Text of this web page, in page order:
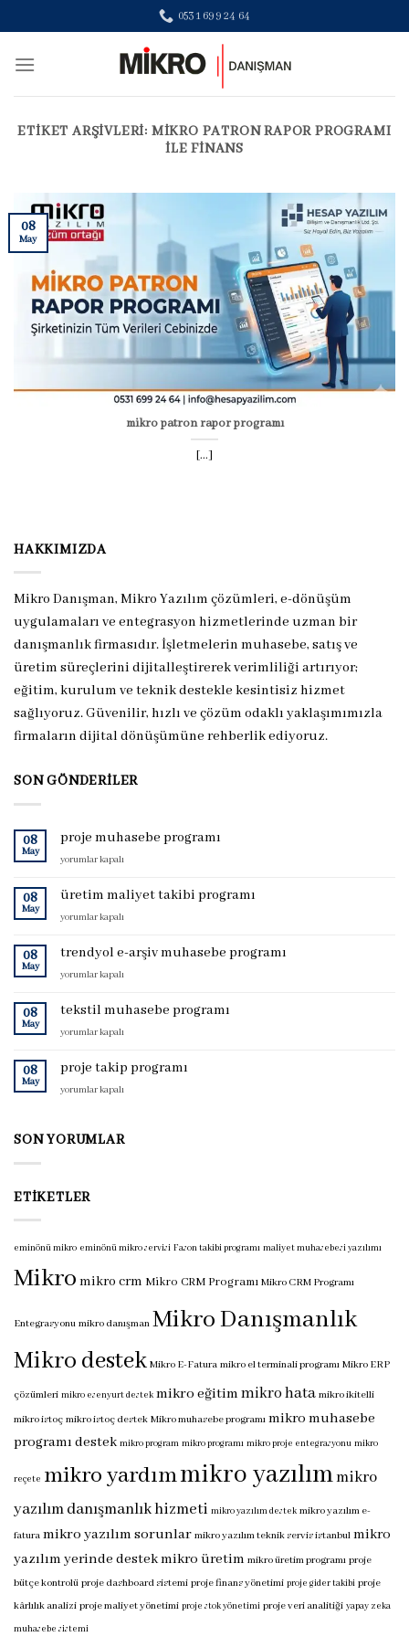
to
content
0531 699 24 64
ETIKET ARŞIVLERI: MIKRO PATRON RAPOR PROGRAMI
ILE FINANS
mikro patron rapor programı
[...]
08
May
HAKKIMIZDA
Mikro Danışman, Mikro Yazılım çözümleri, e-dönüşüm
uygulamaları ve entegrasyon hizmetlerinde uzman bir
danışmanlık firmasıdır. İşletmelerin muhasebe, satış ve
üretim süreçlerini dijitalleştirerek verimliliği artırıyor;
eğitim, kurulum ve teknik destekle kesintisiz hizmet
sağlıyoruz. Güvenilir, hızlı ve çözüm odaklı yaklaşımımızla
firmaların dijital dönüşümüne rehberlik ediyoruz.
SON GÖNDERILER
08
May
proje muhasebe programı
proje
programı
yorumlar kapalı
08
May
üretim maliyet takibi programı
üretim
takibi
programı
için
yorumlar kapalı
08
May
trendyol e-arşiv muhasebe programı
trendyol
arşiv
programı
yorumlar kapalı
08
May
tekstil muhasebe programı
tekstil
programı
için
yorumlar kapalı
08
May
proje takip programı
proje
için
yorumlar kapalı
SON YORUMLAR
ETIKETLER
eminönü mikro eminönü mikro servisi Fason takibi programı maliyet muhasebesi yazılımı
Mikro mikro crm Mikro CRM Programı Mikro CRM Programı
Entegrasyonu mikro danışman Mikro Danışmanlık
Mikro destek Mikro E-Fatura mikro el terminali programı Mikro ERP
çözümleri mikro esenyurt destek mikro eğitimmikro hata mikro ikitelli
mikro istoç mikro istoç destek Mikro muhasebe programı mikro muhasebe
programı destek mikro program mikro programı mikro proje entegrasyonu mikro
reçete mikro yardımmikro yazılımmikro
yazılım danışmanlık hizmeti mikro yazılım destek mikro yazılım e-
fatura mikro yazılım sorunlar mikro yazılım teknik servis istanbul mikro
yazılım yerinde destekmikro üretim mikro üretim programı proje
bütçe kontrolü proje dashboard sistemi proje finans yönetimi proje gider takibi proje
kârlılık analizi proje maliyet yönetimi proje stok yönetimi proje veri analitiği yapay zeka
muhasebe sistemi